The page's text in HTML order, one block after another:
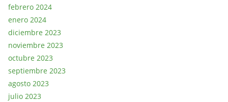
febrero 2024
enero 2024
diciembre 2023
noviembre 2023
octubre 2023
septiembre 2023
agosto 2023
julio 2023